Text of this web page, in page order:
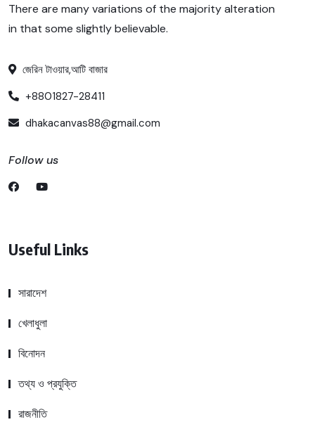
There are many variations of the majority alteration
in that some slightly believable.
জেরিন টাওয়ার,আটি বাজার
+8801827-28411
dhakacanvas88@gmail.com
Follow us
Useful Links
সারাদেশ
খেলাধুলা
বিনোদন
তথ্য ও প্রযুক্তি
রাজনীতি